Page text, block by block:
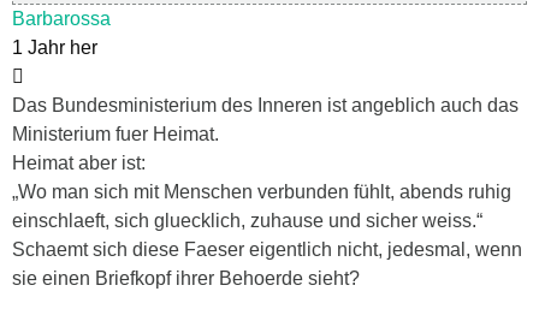
Barbarossa
1 Jahr her
Das Bundesministerium des Inneren ist angeblich auch das
Ministerium fuer Heimat.
Heimat aber ist:
„Wo man sich mit Menschen verbunden fühlt, abends ruhig
einschlaeft, sich gluecklich, zuhause und sicher weiss.“
Schaemt sich diese Faeser eigentlich nicht, jedesmal, wenn
sie einen Briefkopf ihrer Behoerde sieht?